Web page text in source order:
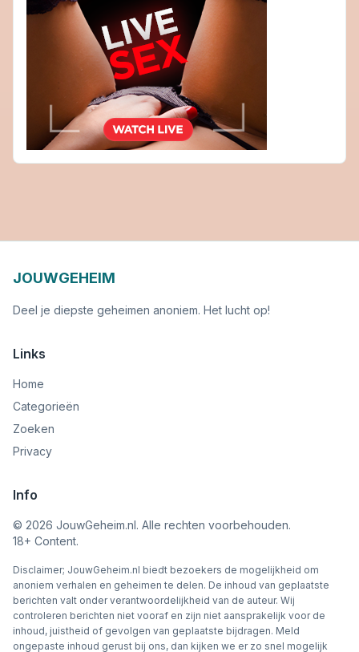
JOUWGEHEIM
Deel je diepste geheimen anoniem. Het lucht op!
Links
Home
Categorieën
Zoeken
Privacy
Info
© 2026 JouwGeheim.nl. Alle rechten voorbehouden.
18+ Content.
Disclaimer; JouwGeheim.nl biedt bezoekers de mogelijkheid om
anoniem verhalen en geheimen te delen. De inhoud van geplaatste
berichten valt onder verantwoordelijkheid van de auteur. Wij
controleren berichten niet vooraf en zijn niet aansprakelijk voor de
inhoud, juistheid of gevolgen van geplaatste bijdragen. Meld
ongepaste inhoud gerust bij ons, dan kijken we er zo snel mogelijk